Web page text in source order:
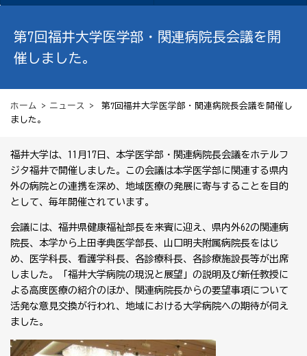
第7回福井大学医学部・関連病院長会議を開
催しました。
ホーム > ニュース
> 第7回福井大学医学部・関連病院長会議を開催し
ました。
福井大学は、11月17日、本学医学部・関連病院長会議をホテルフ
ジタ福井で開催しました。この会議は本学医学部に関連する県内
外の病院との連携を深め、地域医療の発展に寄与することを目的
として、毎年開催されています。
会議には、福井県健康福祉部長を来賓に迎え、県内外62の関連病
院長、本学から上田孝典医学部長、山口明夫附属病院長をはじ
め、医学科長、看護学科長、各診療科長、各診療施設長等が出席
しました。「福井大学病院の現況と展望」の説明及び新任教授に
よる高度医療の紹介のほか、関連病院長からの要望事項について
活発な意見交換が行われ、地域における大学病院への期待が伺え
ました。